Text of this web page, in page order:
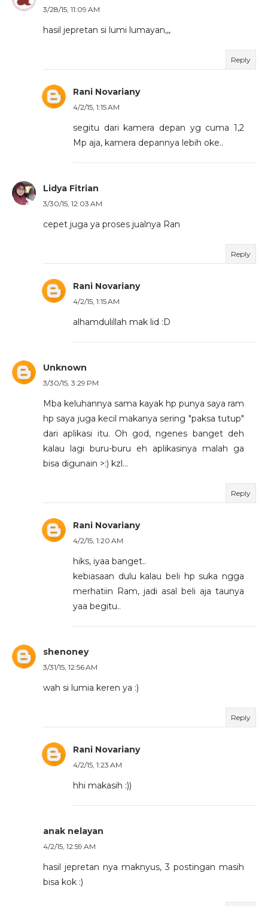
3/28/15, 11:09 AM
hasil jepretan si lumi lumayan,,,
Reply
Rani Novariany
4/2/15, 1:15 AM
segitu dari kamera depan yg cuma 1,2
Mp aja, kamera depannya lebih oke..
Lidya Fitrian
3/30/15, 12:03 AM
cepet juga ya proses jualnya Ran
Reply
Rani Novariany
4/2/15, 1:15 AM
alhamdulillah mak lid :D
Unknown
3/30/15, 3:29 PM
Mba keluhannya sama kayak hp punya saya ram
hp saya juga kecil makanya sering "paksa tutup"
dari aplikasi itu. Oh god, ngenes banget deh
kalau lagi buru-buru eh aplikasinya malah ga
bisa digunain >:) kzl...
Reply
Rani Novariany
4/2/15, 1:20 AM
hiks, iyaa banget..
kebiasaan dulu kalau beli hp suka ngga
merhatiin Ram, jadi asal beli aja taunya
yaa begitu..
shenoney
3/31/15, 12:56 AM
wah si lumia keren ya :)
Reply
Rani Novariany
4/2/15, 1:23 AM
hhi makasih :))
anak nelayan
4/2/15, 12:59 AM
hasil jepretan nya maknyus, 3 postingan masih
bisa kok :)